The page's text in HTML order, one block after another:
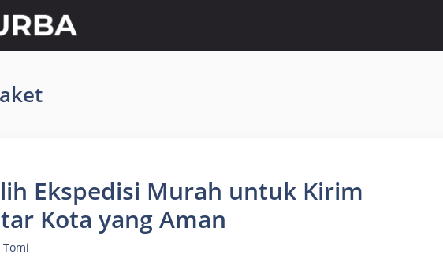
Ekspedisi Murah untuk Kirim
Kota yang Aman
Tomi